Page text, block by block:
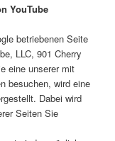
YouTube
betriebenen Seite
LLC, 901 Cherry
eine unserer mit
besuchen, wird eine
Dabei wird
Seiten Sie